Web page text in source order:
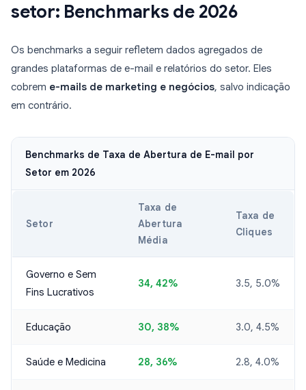
setor: Benchmarks de 2026
Os benchmarks a seguir refletem dados agregados de
grandes plataformas de e-mail e relatórios do setor. Eles
cobrem e-mails de marketing e negócios, salvo indicação
em contrário.
Benchmarks de Taxa de Abertura de E-mail por
Setor em 2026
Setor
Taxa de
Abertura
Média
Taxa de
Cliques
Governo e Sem
Fins Lucrativos
34, 42% 3.5, 5.0%
Educação 30, 38% 3.0, 4.5%
Saúde e Medicina 28, 36% 2.8, 4.0%